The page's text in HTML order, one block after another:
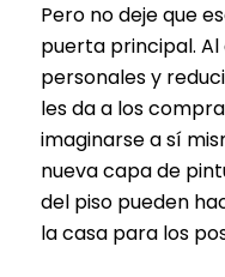
Pero no deje que
puerta principal.
personales y
les da a los
imaginarse a sí
nueva capa de
del piso pueden
la casa para los